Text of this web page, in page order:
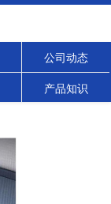
公司动态
产品知识